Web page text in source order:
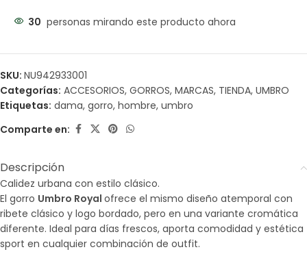
30 personas mirando este producto ahora
SKU: NU942933001
Categorías: ACCESORIOS, GORROS, MARCAS, TIENDA, UMBRO
Etiquetas: dama, gorro, hombre, umbro
Comparte en:
Descripción
Calidez urbana con estilo clásico.
El gorro Umbro Royal ofrece el mismo diseño atemporal con
ribete clásico y logo bordado, pero en una variante cromática
diferente. Ideal para días frescos, aporta comodidad y estética
sport en cualquier combinación de outfit.